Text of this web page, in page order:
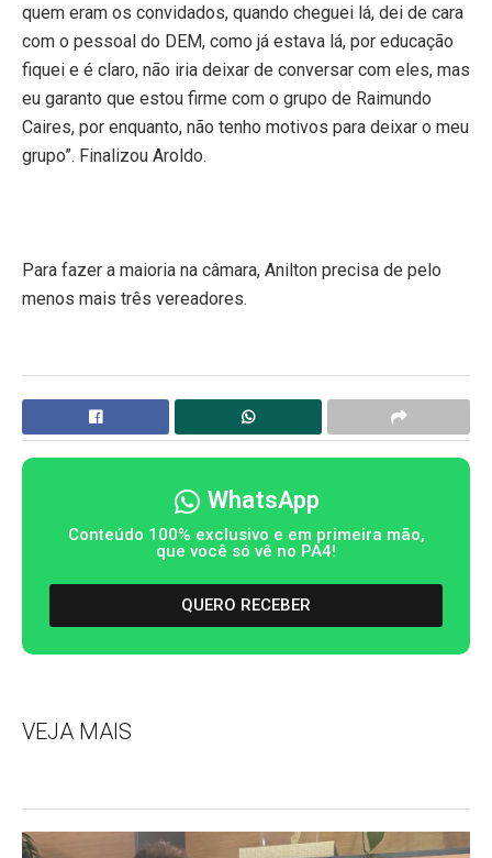
quem eram os convidados, quando cheguei lá, dei de cara
com o pessoal do DEM, como já estava lá, por educação
fiquei e é claro, não iria deixar de conversar com eles, mas
eu garanto que estou firme com o grupo de Raimundo
Caires, por enquanto, não tenho motivos para deixar o meu
grupo”. Finalizou Aroldo.
Para fazer a maioria na câmara, Anilton precisa de pelo
menos mais três vereadores.
WhatsApp
Conteúdo 100% exclusivo e em primeira mão,
que você só vê no PA4!
QUERO RECEBER
VEJA MAIS